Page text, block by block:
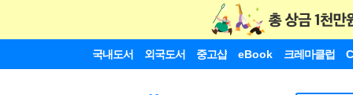
국내도서 외국도서 중고샵 eBook 크레마클럽